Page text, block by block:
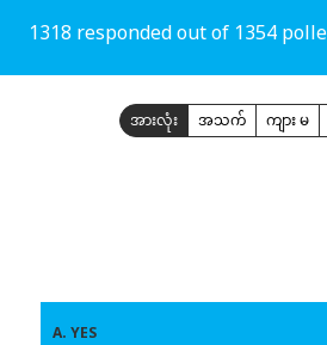
1318 responded out of 1354
အားလုံး အသက် ကျား မ
A. YES